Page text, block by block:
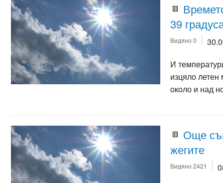
39
Видяно 0
И
изцяло летен
около и над
Още
жегите
Видяно 2421